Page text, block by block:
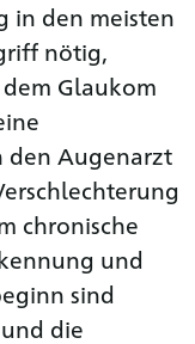
in den meisten
nötig,
Glaukom
den Augenarzt
chronische
und
sind
die